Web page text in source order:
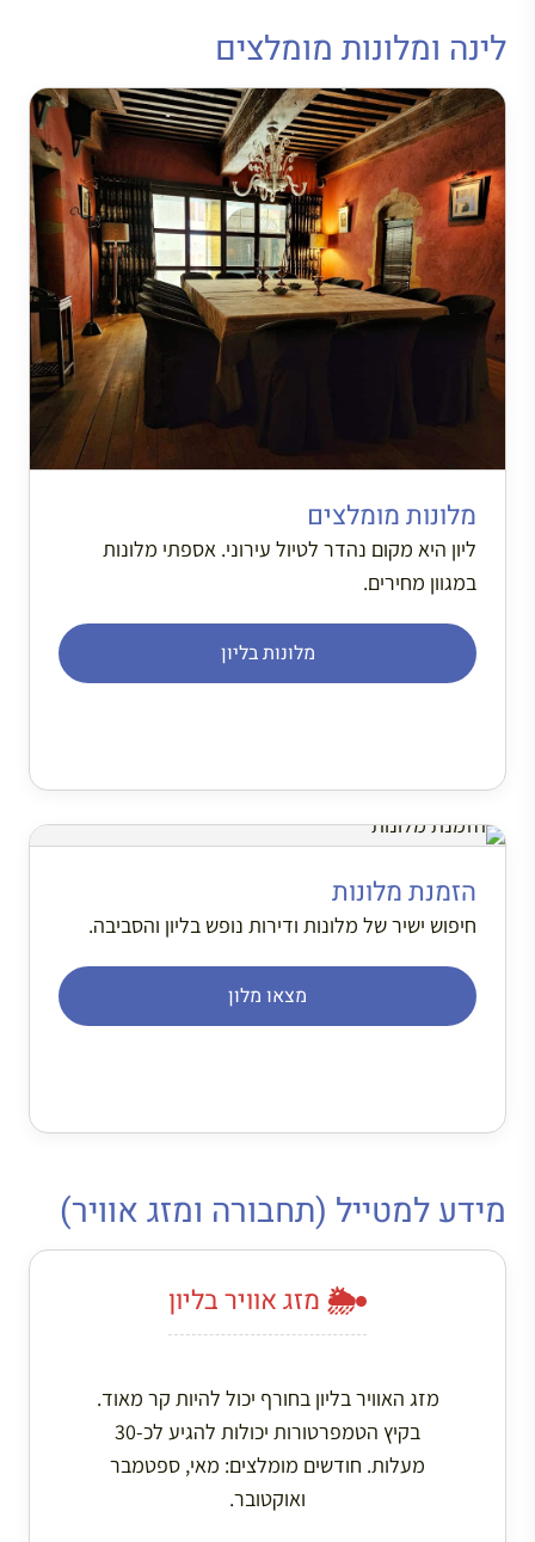
לינה ומלונות מומלצים
מלונות מומלצים
ליון היא מקום נהדר לטיול עירוני. אספתי מלונות
במגוון מחירים.
מלונות בליון
הזמנת מלונות
חיפוש ישיר של מלונות ודירות נופש בליון והסביבה.
מצאו מלון
מידע למטייל (תחבורה ומזג אוויר)
🌦️ מזג אוויר בליון
מזג האוויר בליון בחורף יכול להיות קר מאוד.
בקיץ הטמפרטורות יכולות להגיע לכ-30
מעלות. חודשים מומלצים: מאי, ספטמבר
ואוקטובר.